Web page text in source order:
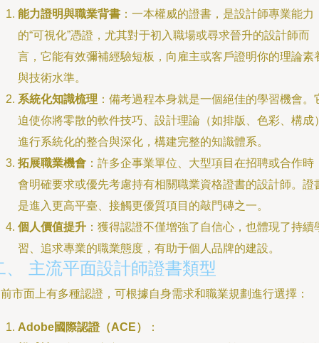
能力證明與職業背書 ：一本權威的證書，是設計師專業能力
的“可視化”憑證，尤其對于初入職場或尋求晉升的設計師而
言，它能有效彌補經驗短板，向雇主或客戶證明你的理論素
與技術水準。
系統化知識梳理 ：備考過程本身就是一個絕佳的學習機會。
迫使你將零散的軟件技巧、設計理論（如排版、色彩、構成
進行系統化的整合與深化，構建完整的知識體系。
拓展職業機會 ：許多企事業單位、大型項目在招聘或合作時
會明確要求或優先考慮持有相關職業資格證書的設計師。證
是進入更高平臺、接觸更優質項目的敲門磚之一。
個人價值提升 ：獲得認證不僅增強了自信心，也體現了持續
習、追求專業的職業態度，有助于個人品牌的建設。
、 主流平面設計師證書類型
市面上有多種認證，可根據自身需求和職業規劃進行選擇：
Adobe國際認證（ACE）
：